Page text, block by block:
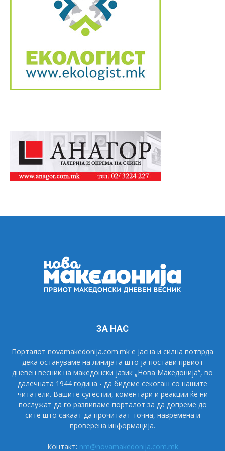
ЗА НАС
Порталот novamakedonija.com.mk е јасна и силна потврда
дека остануваме на линијата што ја постави првиот
дневен весник на македонски јазик „Нова Македонија“, во
далечната 1944 година - да бидеме секогаш со нашите
читатели. Вашите сугестии, коментари и реакции ќе ни
послужат да го развиваме порталот за да допреме до
сите што сакаат да прочитаат точна, навремена и
проверена информација.
Контакт: nm@novamakedonija.com.mk